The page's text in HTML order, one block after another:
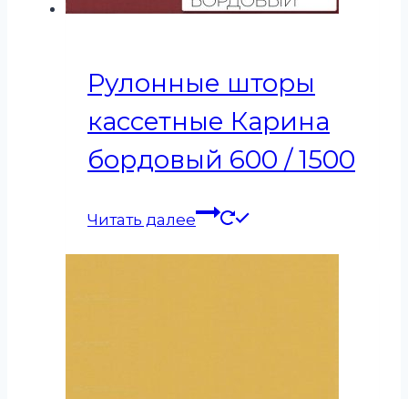
Рулонные шторы
кассетные Карина
бордовый 600 / 1500
Читать далее